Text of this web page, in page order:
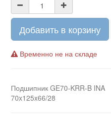
Добавить в корзину
Временно не на складе
Подшипник GE70-KRR-B INA
70x125x66/28